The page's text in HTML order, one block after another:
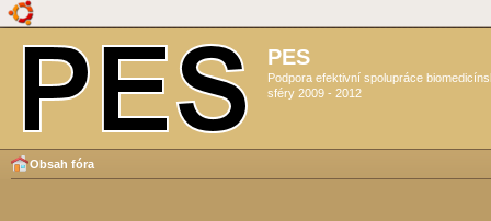
PES
Podpora efektivní spolupráce
sféry 2009 - 2012
Obsah fóra